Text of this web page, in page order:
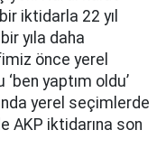
iktidarla 22 yıl
yıla daha
önce yerel
yaptım oldu’
yerel seçimlerde
AKP iktidarına son